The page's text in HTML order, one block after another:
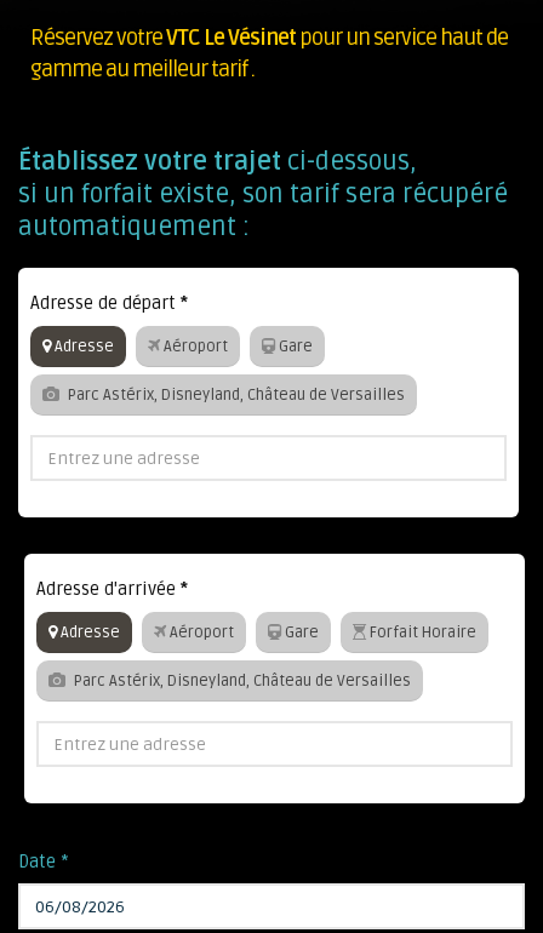
Réservez votreVTC Le Vésinet pour un service haut de
gamme au meilleur tarif .
Établissez votre trajet ci-dessous,
si un forfait existe, son tarif sera récupéré
automatiquement :
Adresse de départ *
Adresse Aéroport Gare
Parc Astérix, Disneyland, Château de Versailles
Adresse d'arrivée *
Adresse Aéroport Gare Forfait Horaire
Parc Astérix, Disneyland, Château de Versailles
Date *